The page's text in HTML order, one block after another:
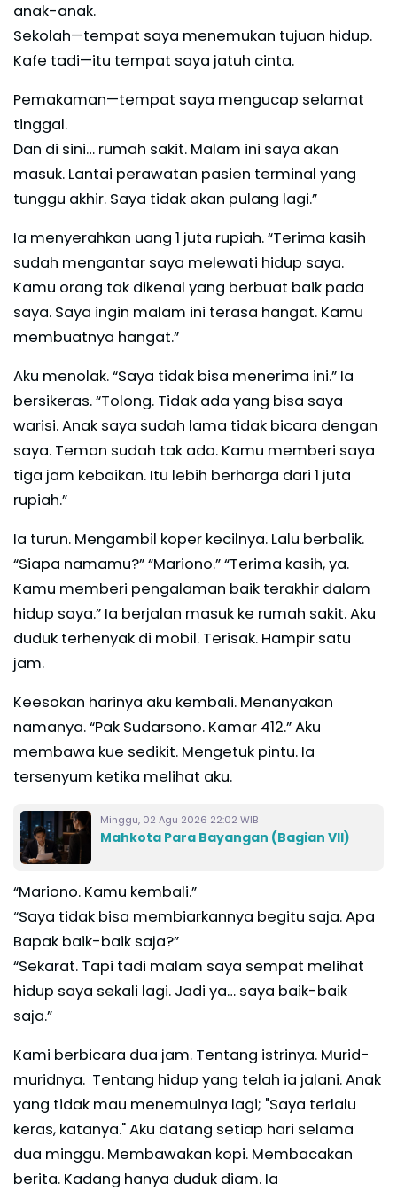
anak-anak.
Sekolah—tempat saya menemukan tujuan hidup.
Kafe tadi—itu tempat saya jatuh cinta.
Pemakaman—tempat saya mengucap selamat
tinggal.
Dan di sini… rumah sakit. Malam ini saya akan
masuk. Lantai perawatan pasien terminal yang
tunggu akhir. Saya tidak akan pulang lagi.”
Ia menyerahkan uang 1 juta rupiah. “Terima kasih
sudah mengantar saya melewati hidup saya.
Kamu orang tak dikenal yang berbuat baik pada
saya. Saya ingin malam ini terasa hangat. Kamu
membuatnya hangat.”
Aku menolak. “Saya tidak bisa menerima ini.” Ia
bersikeras. “Tolong. Tidak ada yang bisa saya
warisi. Anak saya sudah lama tidak bicara dengan
saya. Teman sudah tak ada. Kamu memberi saya
tiga jam kebaikan. Itu lebih berharga dari 1 juta
rupiah.”
Ia turun. Mengambil koper kecilnya. Lalu berbalik.
“Siapa namamu?” “Mariono.” “Terima kasih, ya.
Kamu memberi pengalaman baik terakhir dalam
hidup saya.” Ia berjalan masuk ke rumah sakit. Aku
duduk terhenyak di mobil. Terisak. Hampir satu
jam.
Keesokan harinya aku kembali. Menanyakan
namanya. “Pak Sudarsono. Kamar 412.” Aku
membawa kue sedikit. Mengetuk pintu. Ia
tersenyum ketika melihat aku.
Minggu, 02 Agu 2026 22:02 WIB
Mahkota Para Bayangan (Bagian VII)
“Mariono. Kamu kembali.”
“Saya tidak bisa membiarkannya begitu saja. Apa
Bapak baik-baik saja?”
“Sekarat. Tapi tadi malam saya sempat melihat
hidup saya sekali lagi. Jadi ya… saya baik-baik
saja.”
Kami berbicara dua jam. Tentang istrinya. Murid-
muridnya. Tentang hidup yang telah ia jalani. Anak
yang tidak mau menemuinya lagi; "Saya terlalu
keras, katanya." Aku datang setiap hari selama
dua minggu. Membawakan kopi. Membacakan
berita. Kadang hanya duduk diam. Ia